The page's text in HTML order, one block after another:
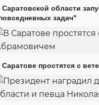
Саратовской области
задач"
Саратове простятся с